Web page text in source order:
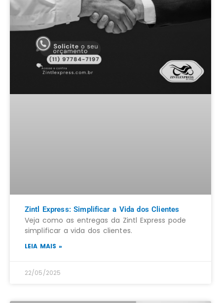
Zintl Express: Simplificar a Vida dos Clientes
Veja como as entregas da Zintl Express pode
simplificar a vida dos clientes.
LEIA MAIS »
22/05/2025